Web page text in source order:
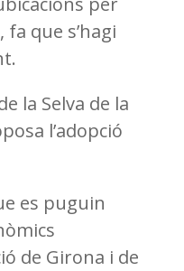
que s’hagi
la Selva de la
l’adopció
es puguin
de Girona i de